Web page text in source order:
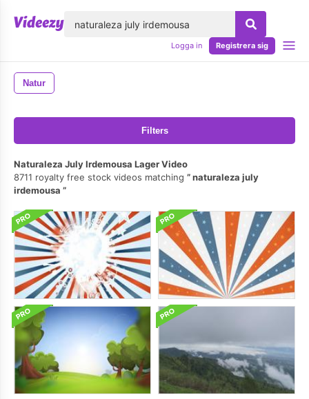
Logga in Registrera sig
Natur
Filters
Naturaleza July Irdemousa Lager Video
8711 royalty free stock videos matching
naturaleza july
irdemousa